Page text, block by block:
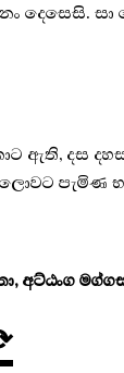
දෙසෙසි. සා
ඇති, දස
පැමිණ
අට්ඨංග